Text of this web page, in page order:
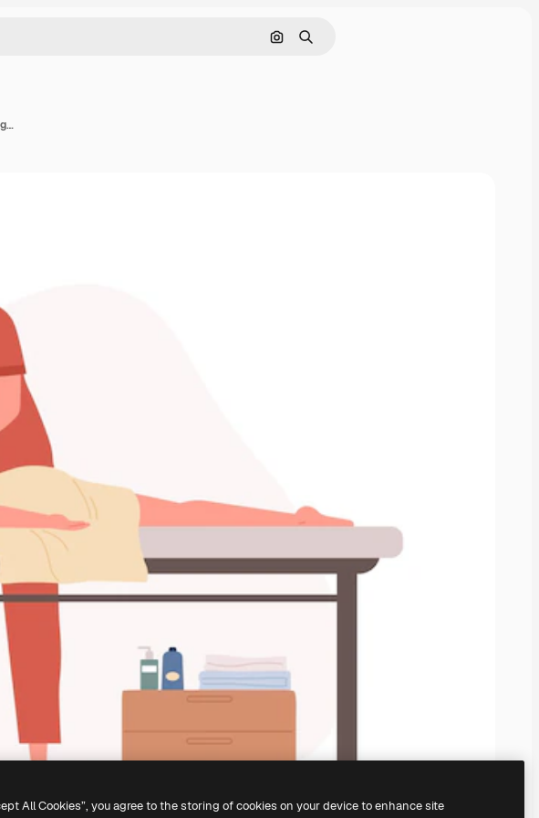
Nach Bild suchen
Suchen
Therapeut massiert den Rücken des Patienten. Person, die auf der Couch liegt und eine Körper-SPA-Behandlung genießt. Wellness-Physiotherapie im Salon. Farbige flache Cartoon-Vektor-Illustration isoliert auf weißem Hintergrund.
All Cookies”, you agree to the storing of cookies on your device to enhance site